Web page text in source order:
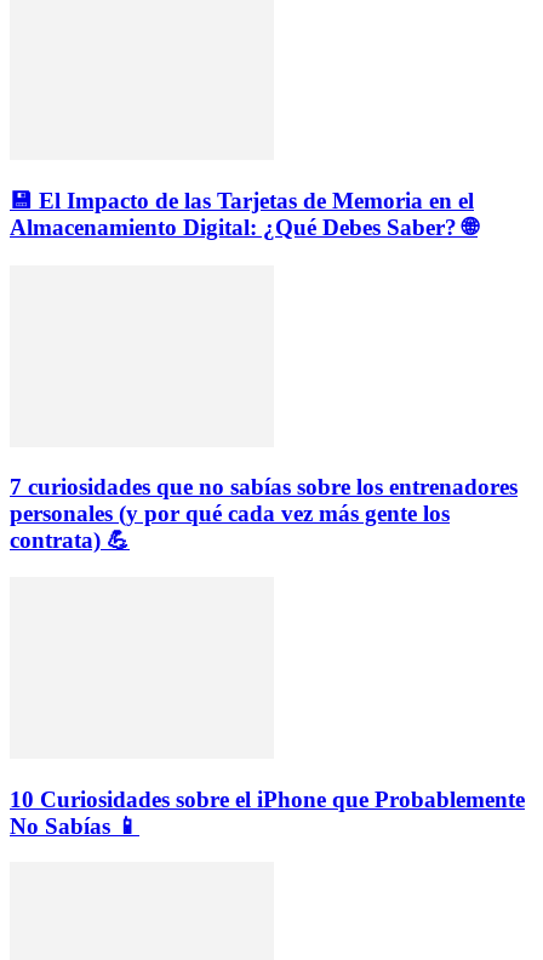
💾 El Impacto de las Tarjetas de Memoria en el
Almacenamiento Digital: ¿Qué Debes Saber? 🌐
7 curiosidades que no sabías sobre los entrenadores
personales (y por qué cada vez más gente los
contrata) 💪
10 Curiosidades sobre el iPhone que Probablemente
No Sabías 📱